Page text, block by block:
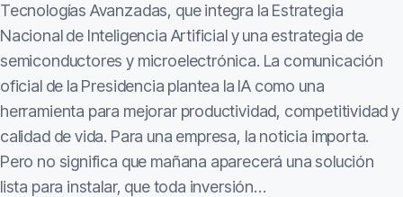
Tecnologías Avanzadas, que integra la Estrategia
Nacional de Inteligencia Artificial y una estrategia de
semiconductores y microelectrónica. La comunicación
oficial de la Presidencia plantea la IA como una
herramienta para mejorar productividad, competitividad y
calidad de vida. Para una empresa, la noticia importa.
Pero no significa que mañana aparecerá una solución
lista para instalar, que toda inversión…